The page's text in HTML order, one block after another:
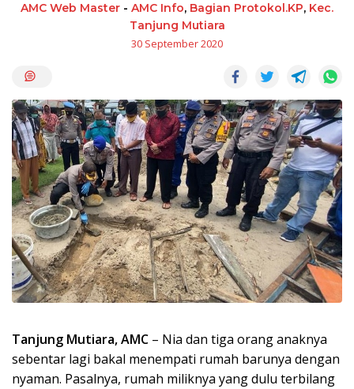
AMC Web Master - AMC Info, Bagian Protokol.KP, Kec.
Tanjung Mutiara
30 September 2020
Tanjung Mutiara, AMC – Nia dan tiga orang anaknya
sebentar lagi bakal menempati rumah barunya dengan
nyaman. Pasalnya, rumah miliknya yang dulu terbilang